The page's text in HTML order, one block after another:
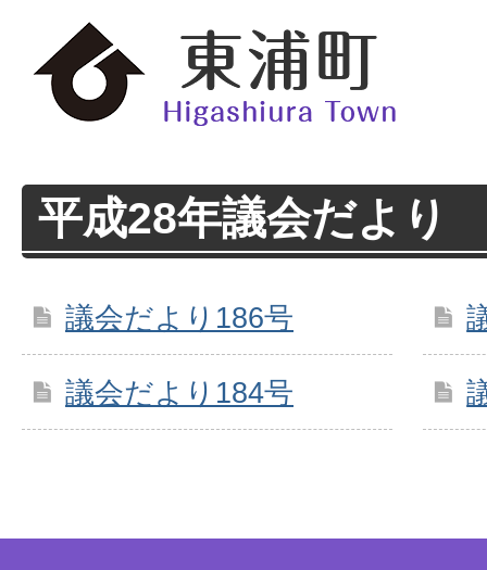
平成28年議会だより
議会だより186号
議会だより184号